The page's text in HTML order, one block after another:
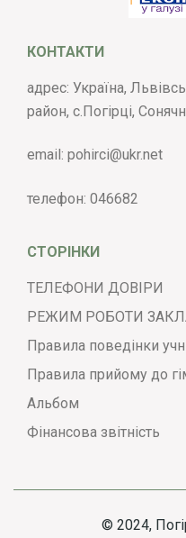
КОНТАКТИ
адрес: Україна,
район, с.Погірці,
email: pohirci@ukr.net
телефон: 046682
СТОРІНКИ
ТЕЛЕФОНИ ДОВІРИ
РЕЖИМ РОБОТИ
Правила поведінки
Правила прийому до
Альбом
Фінансова звітність
© 2024,